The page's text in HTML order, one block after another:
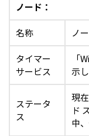
ノード：
名称
ノ
タイマー
サービス
「
示
ステータ
ス
現
ド
中